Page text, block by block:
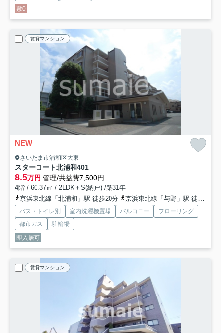
敷0
賃貸マンション
NEW
さいたま市浦和区大東
スターコート北浦和401
8.5万円 管理/共益費7,500円
4階 / 60.37㎡ / 2LDK＋S(納戸) /築31年
京浜東北線「北浦和」駅 徒歩20分
京浜東北線「与野」駅 徒歩27分
バス・トイレ別 室内洗濯機置場 バルコニー
フローリング
都市ガス
駐輪場
即入居可
賃貸マンション